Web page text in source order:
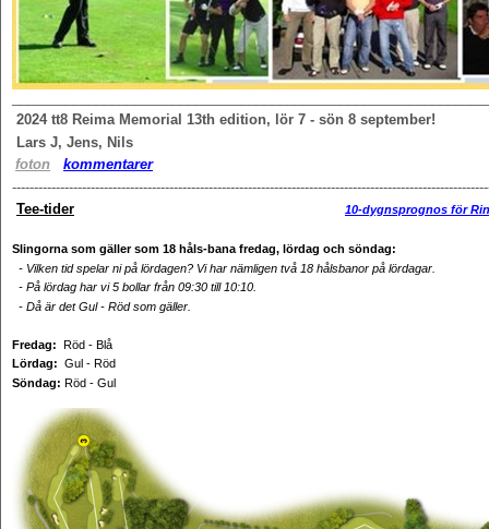
2024 tt8 Reima Memorial 13th edition, lör 7 -
Lars J, Jens, Nils
foton
kommentarer
Tee-tider
10-dygnsprognos för
Slingorna som gäller som 18 håls-bana fredag, lördag och söndag:
- Vilken tid spelar ni på lördagen? Vi har nämligen två 18 hålsbanor på lördagar.
- På lördag har vi 5 bollar från 09:30 till 10:10.
- Då är det Gul - Röd som gäller.
Fredag: Röd - Blå
Lördag: Gul - Röd
Söndag: Röd - Gul